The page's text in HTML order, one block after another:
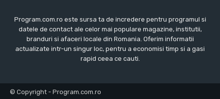
Program.com.ro este sursa ta de incredere pentru programul si
datele de contact ale celor mai populare magazine, institutii,
branduri si afaceri locale din Romania. Oferim informatii
actualizate intr-un singur loc, pentru a economisi timp si a gasi
rapid ceea ce cauti.
© Copyright - Program.com.ro